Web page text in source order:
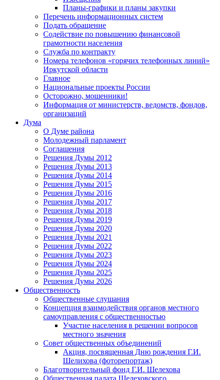
Планы-графики и планы закупки
Перечень информационных систем
Подать обращение
Содействие по повышению финансовой
грамотности населения
Служба по контракту
Номера телефонов «горячих телефонных линий»
Иркутской области
Главное
Национальные проекты России
Осторожно, мошенники!
Информация от министерств, ведомств, фондов,
организаций
Дума
О Думе района
Молодежный парламент
Соглашения
Решения Думы 2012
Решения Думы 2013
Решения Думы 2014
Решения Думы 2015
Решения Думы 2016
Решения Думы 2017
Решения Думы 2018
Решения Думы 2019
Решения Думы 2020
Решения Думы 2021
Решения Думы 2022
Решения Думы 2023
Решения Думы 2024
Решения Думы 2025
Решения Думы 2026
Общественность
Общественные слушания
Концепция взаимодействия органов местного
самоуправления с общественностью
Участие населения в решении вопросов
местного значения
Совет общественных объединений
Акция, посвященная Дню рождения Г.И.
Шелихова (фоторепортаж)
Благотворительный фонд Г.И. Шелехова
Общественная палата Шелеховского